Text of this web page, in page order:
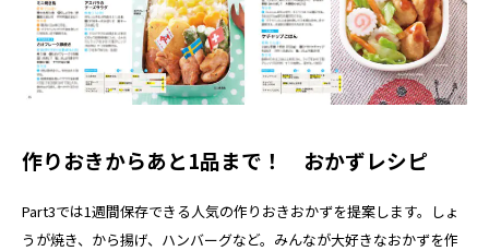
作りおきからあと1品まで！ おかずレシピ
Part3では1週間保存できる人気の作りおきおかずを提案します。しょ
うが焼き、から揚げ、ハンバーグなど。みんなが大好きなおかずを作